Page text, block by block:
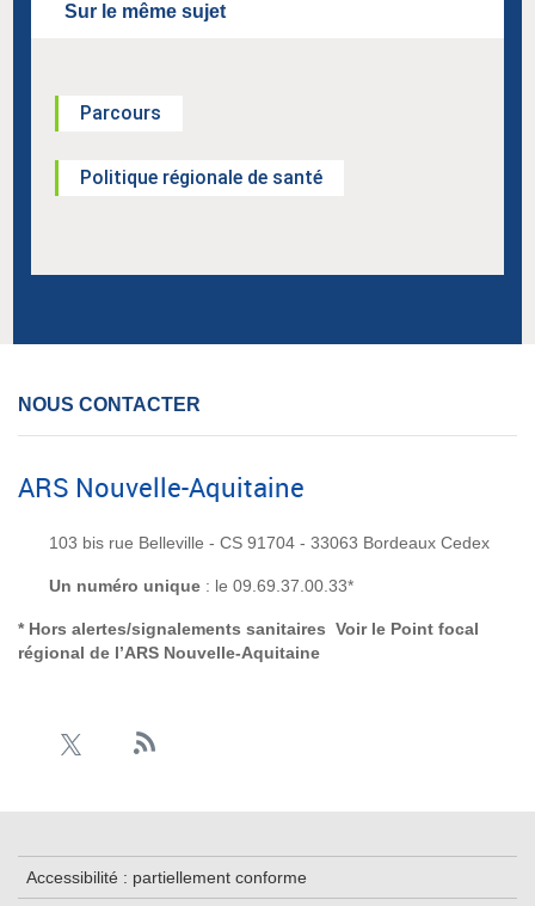
Sur le même sujet
Parcours
Politique régionale de santé
NOUS CONTACTER
ARS Nouvelle-Aquitaine
103 bis rue Belleville - CS 91704 - 33063 Bordeaux Cedex
Un numéro unique : le 09.69.37.00.33*
* Hors alertes/signalements sanitaires Voir le Point focal
régional de l’ARS Nouvelle-Aquitaine
Accessibilité : partiellement conforme